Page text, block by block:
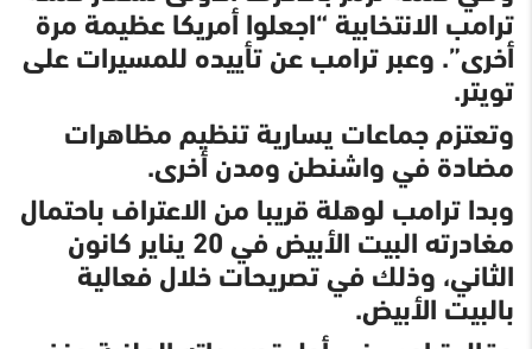
ترامب الانتخابية “اجعلوا أمريكا عظيمة مرة
أخرى”. وعبر ترامب عن تأييده للمسيرات على
تويتر.
وتعتزم جماعات يسارية تنظيم مظاهرات
مضادة في واشنطن ومدن أخرى.
وبدا ترامب لوهلة قريبا من الاعتراف باحتمال
مغادرته البيت الأبيض في 20 يناير كانون
الثاني، وذلك في تصريحات خلال فعالية
بالبيت الأبيض.